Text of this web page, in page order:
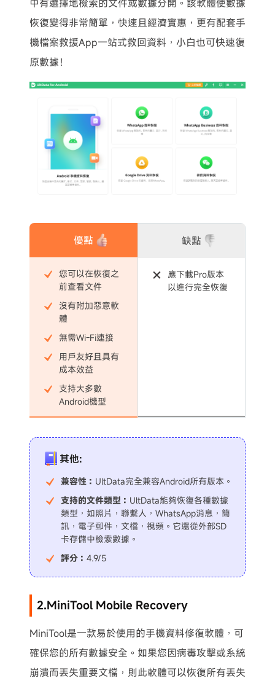
中有選擇地檢索的文件或數據分開。該軟體使數據
恢復變得非常簡單，快速且經濟實惠，更有配套手
機檔案救援App一站式救回資料，小白也可快速復
原數據！
優點
您可以在恢復之
前查看文件
沒有附加惡意軟
體
無需Wi-Fi連接
用戶友好且具有
成本效益
支持大多數
Android機型
缺點
應下載Pro版本
以進行完全恢復
其他:
兼容性： UltData完全兼容Android所有版本。
支持的文件類型： UltData能夠恢復各種數據
類型，如照片，聯繫人，WhatsApp消息，簡
訊，電子郵件，文檔，視頻。它還從外部SD
卡存儲中檢索數據。
評分： 4.9/5
2.MiniTool Mobile Recovery
MiniTool是一款易於使用的手機資料修復軟體，可
確保您的所有數據安全。如果您因病毒攻擊或系統
崩潰而丟失重要文檔，則此軟體可以恢復所有丟失